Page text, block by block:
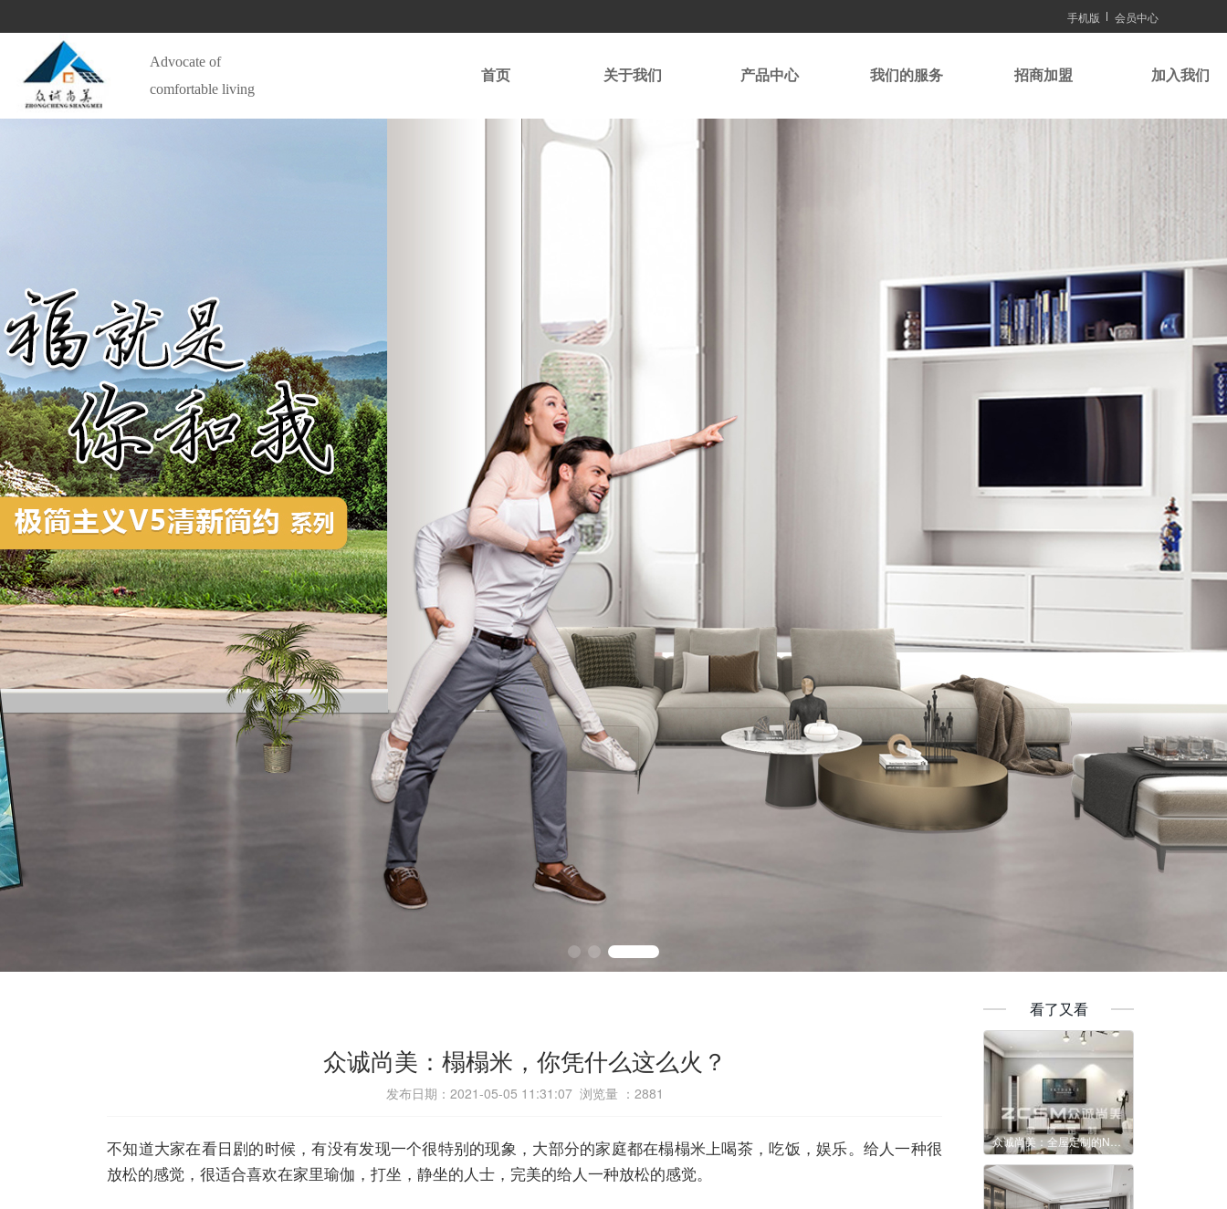
手机版 会员中心
Advocate of
comfortable living
首页 关于我们 产品中心 我们的服务 招商加盟 加入我们
众诚尚美：榻榻米，你凭什么这么火？
发布日期：2021-05-05 11:31:07 浏览量 ： 2881
不知道大家在看日剧的时候，有没有发现一个很特别的现象，大部分的家庭都在榻榻米上喝茶，吃饭，娱乐。给人一种很
放松的感觉，很适合喜欢在家里瑜伽，打坐，静坐的人士，完美的给人一种放松的感觉。
看了又看
众诚尚美：全屋定制的N个好处，让人不得不爱